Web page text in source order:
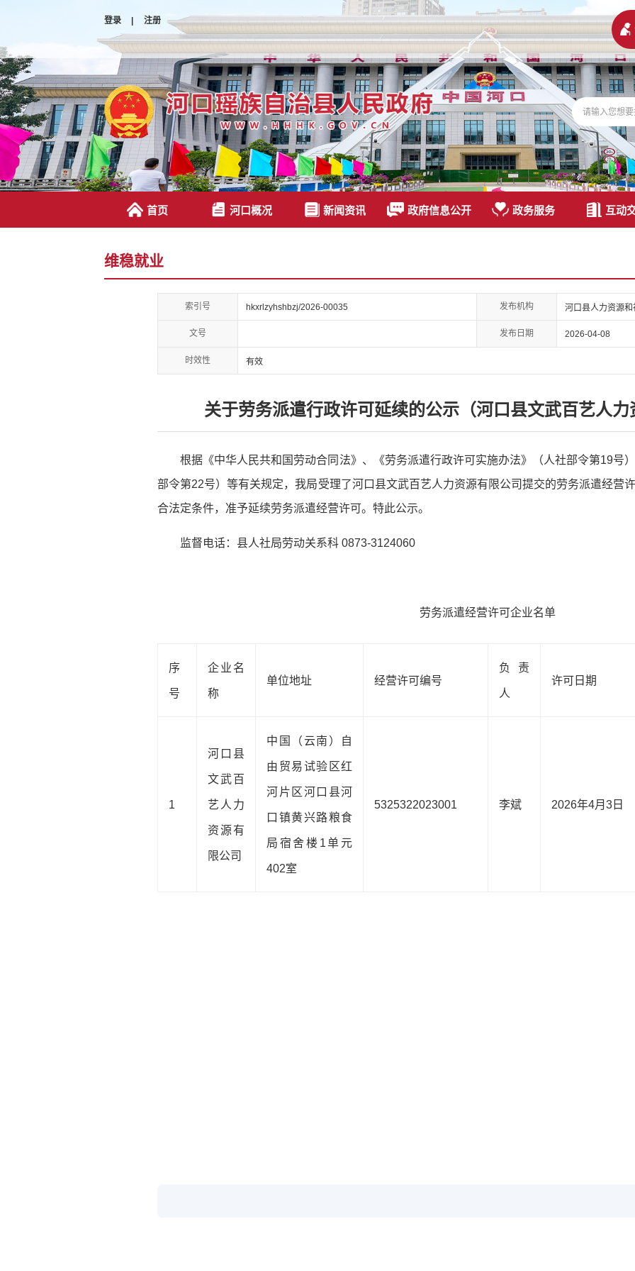
登录 |
注册
首页 河口概况 新闻资讯 政府信息公开 政务服务 互动
维稳就业
索引号 hkxrlzyhshbzj/2026-00035 发布机构 河口县人力资源
文号 发布日期 2026-04-08
时效性 有效
关于劳务派遣行政许可延续的公示（河口县文武百艺人
根据《中华人民共和国劳动合同法》、《劳务派遣行政许可实施办法》（人社部令第19号
部令第22号）等有关规定，我局受理了河口县文武百艺人力资源有限公司提交的劳务派遣经营
合法定条件，准予延续劳务派遣经营许可。特此公示。
监督电话：县人社局劳动关系科 0873-3124060
劳务派遣经营许可企业名单
序
号
企业名
称
单位地址 经营许可编号
负责
人
许可日期
1
河口县
文武百
艺人力
资源有
限公司
中国（云南）自
由贸易试验区红
河片区河口县河
口镇黄兴路粮食
局宿舍楼1单元
402室
5325322023001 李斌 2026年4月3日